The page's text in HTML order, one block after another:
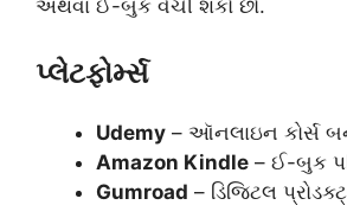
અથવા ઈ-બુક વેચી શકો છો.
પ્લેટફોર્મ્સ
Udemy – ઑનલાઇન કોર્સ
Amazon Kindle – ઈ-બુક
Gumroad – ડિજિટલ